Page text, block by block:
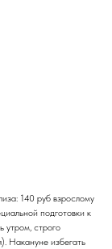
140 руб взрослому
подготовки к
утром, строго
Накануне избегать